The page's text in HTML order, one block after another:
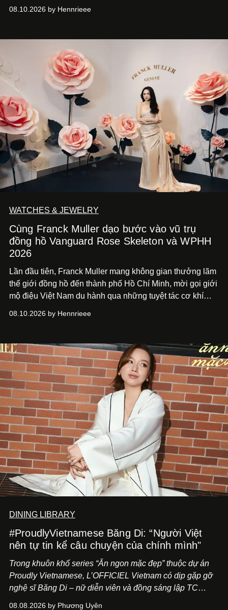
Lan. Sáu gương mặt gồm Tor Thanapob, Jeff Satur, PP
xuất hiện trong những thiết kế Cartier, mỗi người lựa chọn
một ngôn ngữ riêng để diễn giải tinh thần của Maison.
08.10.2026 by Hennrieee
WATCHES & JEWELRY
Cùng Franck Muller dạo bước vào vũ trụ
đồng hồ Vanguard Rose Skeleton và WPHH
2026
Lần đầu tiên, Franck Muller mang không gian thưởng lãm
thế giới đồng hồ đến thành phố Hồ Chí Minh, mời gọi giới
mộ điệu Việt Nam du hành qua những tuyệt tác cơ khí
vừa ra mắt tại sự kiện WPHH 2026.
08.10.2026 by Hennrieee
DINING LIBRARY
#ProudlyVietnamese Băng Di: “Người Việt
nên tự tin kể câu chuyện của chính mình"
Trong khuôn khổ series “Ăn ngon mặc đẹp” thuộc dự án
Proudly Vietnamese, L’OFFICIEL Vietnam có dịp gặp gỡ
nghệ sĩ Băng Di – nữ diễn viên và đồng sáng lập TC
08.08.2026 by Phương Uyên